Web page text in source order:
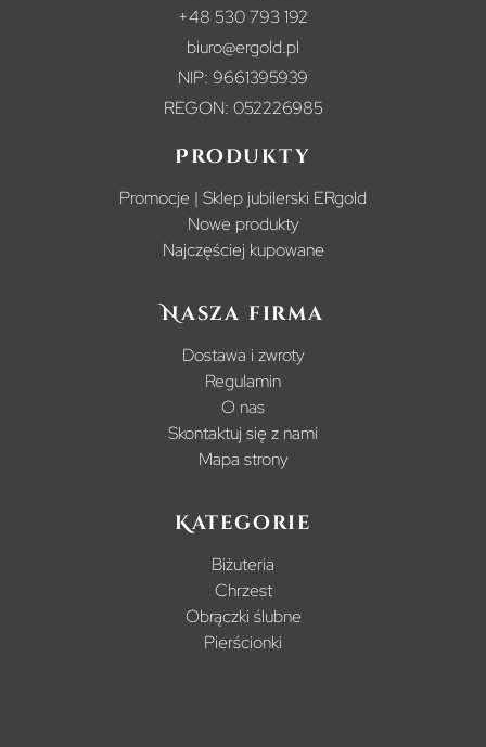
+48 530 793 192
biuro@ergold.pl
NIP: 9661395939
REGON: 052226985
Produkty
Promocje | Sklep jubilerski ERgold
Nowe produkty
Najczęściej kupowane
Nasza firma
Dostawa i zwroty
Regulamin
O nas
Skontaktuj się z nami
Mapa strony
Kategorie
Biżuteria
Chrzest
Obrączki ślubne
Pierścionki